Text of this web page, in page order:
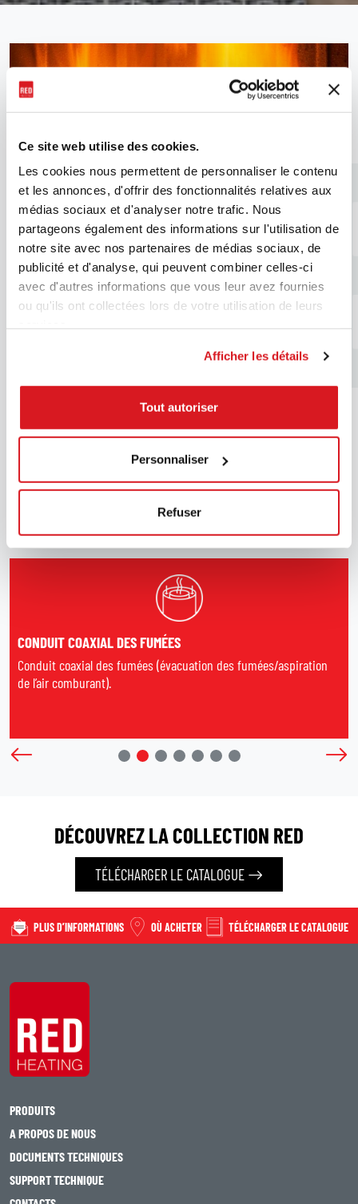
Ce site web utilise des cookies.
Les cookies nous permettent de personnaliser le contenu
et les annonces, d'offrir des fonctionnalités relatives aux
médias sociaux et d'analyser notre trafic. Nous
partageons également des informations sur l'utilisation de
notre site avec nos partenaires de médias sociaux, de
publicité et d'analyse, qui peuvent combiner celles-ci
avec d'autres informations que vous leur avez fournies
ou qu'ils ont collectées lors de votre utilisation de leurs
Afficher les détails
Tout autoriser
Personnaliser
Refuser
RED est une marque de MCZ GROUP, entreprise leader au niveau
mondial, qui s’adresse aux grossistes avec une gamme ciblée de
poêles pour tous les besoins.
TECHNOLOGIES
CONDUIT COAXIAL DES FUMÉES
Conduit coaxial des fumées (évacuation des fumées/aspiration
de l’air comburant).
DÉCOUVREZ LA COLLECTION RED
TÉLÉCHARGER LE CATALOGUE
PLUS D’INFORMATIONS OÙ ACHETER TÉLÉCHARGER LE CATALOGUE
PRODUITS
A PROPOS DE NOUS
DOCUMENTS TECHNIQUES
SUPPORT TECHNIQUE